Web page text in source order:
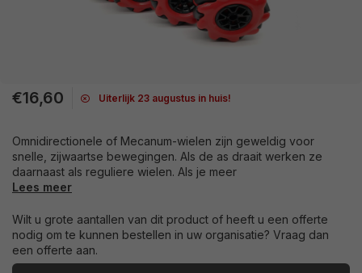
€16,60 Uiterlijk 23 augustus in huis!
Omnidirectionele of Mecanum-wielen zijn geweldig voor
snelle, zijwaartse bewegingen. Als de as draait werken ze
daarnaast als reguliere wielen. Als je meer
Lees meer
Wilt u grote aantallen van dit product of heeft u een offerte
nodig om te kunnen bestellen in uw organisatie? Vraag dan
een offerte aan.